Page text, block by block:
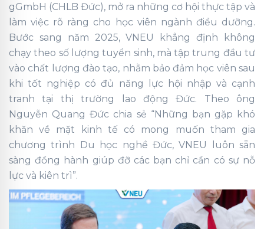
gGmbH (CHLB Đức), mở ra những cơ hội thực tập và
làm việc rõ ràng cho học viên ngành điều dưỡng.
Bước sang năm 2025, VNEU khẳng định không
chạy theo số lượng tuyển sinh, mà tập trung đầu tư
vào chất lượng đào tạo, nhằm bảo đảm học viên sau
khi tốt nghiệp có đủ năng lực hội nhập và cạnh
tranh tại thị trường lao động Đức. Theo ông
Nguyễn Quang Đức chia sẻ “Những bạn gặp khó
khăn về mặt kinh tế có mong muốn tham gia
chương trình Du học nghề Đức, VNEU luôn sẵn
sàng đồng hành giúp đỡ các bạn chỉ cần có sự nỗ
lực và kiên trì”.